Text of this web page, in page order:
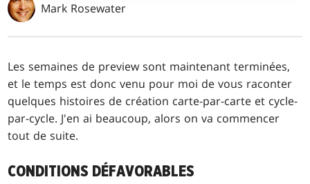
Mark Rosewater
Les semaines de preview sont maintenant terminées,
et le temps est donc venu pour moi de vous raconter
quelques histoires de création carte-par-carte et cycle-
par-cycle. J'en ai beaucoup, alors on va commencer
tout de suite.
CONDITIONS DÉFAVORABLES